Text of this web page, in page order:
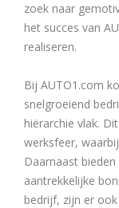
zoek naar
het succes van
realiseren.
Bij AUTO1.com
snelgroeiend
hiërarchie vlak.
werksfeer,
Daarnaast
aantrekkelijke
bedrijf, zijn er